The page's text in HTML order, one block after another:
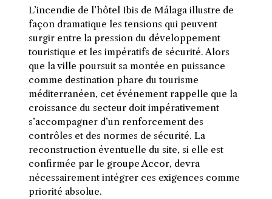
L’incendie de l’hôtel Ibis de Málaga illustre de
façon dramatique les tensions qui peuvent
surgir entre la pression du développement
touristique et les impératifs de sécurité. Alors
que la ville poursuit sa montée en puissance
comme destination phare du tourisme
méditerranéen, cet événement rappelle que la
croissance du secteur doit impérativement
s’accompagner d’un renforcement des
contrôles et des normes de sécurité. La
reconstruction éventuelle du site, si elle est
confirmée par le groupe Accor, devra
nécessairement intégrer ces exigences comme
priorité absolue.